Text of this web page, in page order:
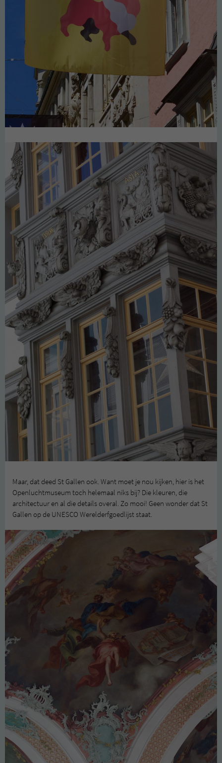
Maar, dat deed St Gallen ook. Want moet je nou kijken, hier is het
Openluchtmuseum toch helemaal niks bij? Die kleuren, die
architectuur en al die details overal. Zo mooi! Geen wonder dat St
Gallen op de UNESCO Werelderfgoedlijst staat.